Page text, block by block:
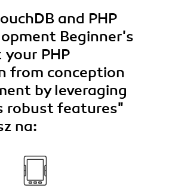
and PHP
Beginner's
your PHP
from conception
by leveraging
robust features"
na: